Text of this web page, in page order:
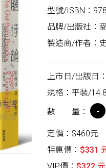
型號/ISBN：
品牌/出版社：
製造商/作者：
上市日/出版日
規格：平裝/
數 量：
定價：$460元
特惠價： $331